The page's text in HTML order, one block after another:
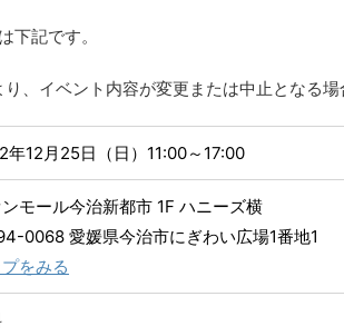
下記です。
、イベント内容が変更または中止となる場
年12月25日（日）11:00～17:00
モール今治新都市 1F ハニーズ横
0068 愛媛県今治市にぎわい広場1番地1
をみる